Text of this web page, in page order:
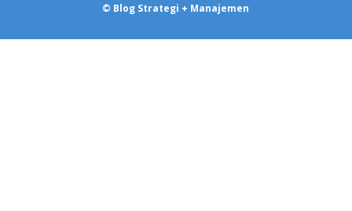
© Blog Strategi + Manajemen